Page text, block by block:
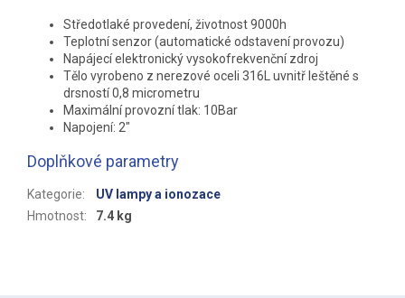
Středotlaké provedení, životnost 9000h
Teplotní senzor (automatické odstavení provozu)
Napájecí elektronický vysokofrekvenční zdroj
Tělo vyrobeno z nerezové oceli 316L uvnitř leštěné s
drsností 0,8 micrometru
Maximální provozní tlak: 10Bar
Napojení: 2"
Doplňkové parametry
Kategorie:
UV lampy a ionozace
Hmotnost: 7.4 kg